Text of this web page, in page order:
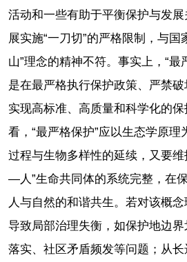
活动和一些有助于平衡保护与发
展实施“一刀切”的严格限制，与国
山”理念的精神不符。事实上，“最
是在最严格执行保护政策、严禁破
实现高标准、高质量和科学化的
看，“最严格保护”应以生态学原
过程与生物多样性的延续，又要
—人”生命共同体的系统完整，在
人与自然的和谐共生。若对该概
导致局部治理失衡，如保护地边
落实、社区矛盾频发等问题；从